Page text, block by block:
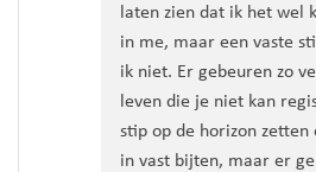
laten zien dat ik het wel
in me, maar een vaste
ik niet. Er gebeuren zo
leven die je niet kan
stip op de horizon zetten
in vast bijten, maar er